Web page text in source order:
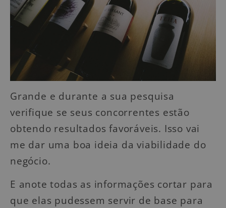
Grande e durante a sua pesquisa
verifique se seus concorrentes estão
obtendo resultados favoráveis. Isso vai
me dar uma boa ideia da viabilidade do
negócio.
E anote todas as informações cortar para
que elas pudessem servir de base para